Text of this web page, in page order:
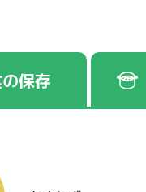
保存